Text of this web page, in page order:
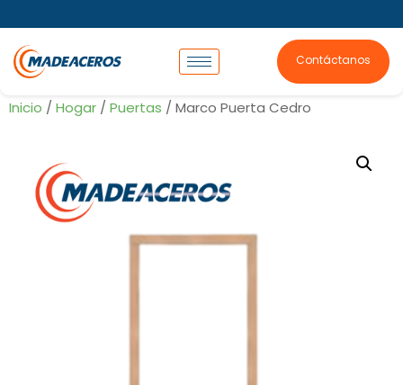
Contáctanos
Inicio / Hogar / Puertas / Marco Puerta Cedro